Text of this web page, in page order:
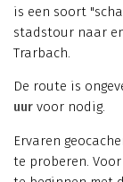
is een soort
stadstour naar
Trarbach.
De route is
uur voor nodig.
Ervaren
te proberen.